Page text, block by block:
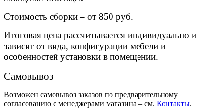
Стоимость сборки – от 850 руб.
Итоговая цена рассчитывается индивидуально и
зависит от вида, конфигурации мебели и
особенностей установки в помещении.
Самовывоз
Возможен самовывоз заказов по предварительному
согласованию с менеджерами магазина – см. Контакты.